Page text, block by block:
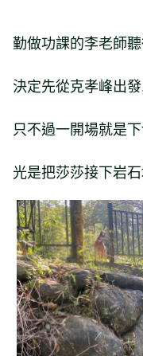
勤做功課的李老師
決定先從克孝峰出
只不過一開場就是
光是把莎莎接下岩